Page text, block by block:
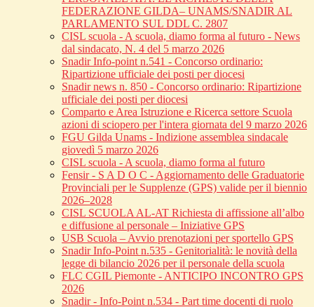
FEDERAZIONE GILDA– UNAMS/SNADIR AL
PARLAMENTO SUL DDL C. 2807
CISL scuola - A scuola, diamo forma al futuro - News
dal sindacato, N. 4 del 5 marzo 2026
Snadir Info-point n.541 - Concorso ordinario:
Ripartizione ufficiale dei posti per diocesi
Snadir news n. 850 - Concorso ordinario: Ripartizione
ufficiale dei posti per diocesi
Comparto e Area Istruzione e Ricerca settore Scuola
azioni di sciopero per l'intera giornata del 9 marzo 2026
FGU Gilda Unams - Indizione assemblea sindacale
giovedì 5 marzo 2026
CISL scuola - A scuola, diamo forma al futuro
Fensir - S A D O C - Aggiornamento delle Graduatorie
Provinciali per le Supplenze (GPS) valide per il biennio
2026–2028
CISL SCUOLA AL-AT Richiesta di affissione all’albo
e diffusione al personale – Iniziative GPS
USB Scuola – Avvio prenotazioni per sportello GPS
Snadir Info-Point n.535 - Genitorialità: le novità della
legge di bilancio 2026 per il personale della scuola
FLC CGIL Piemonte - ANTICIPO INCONTRO GPS
2026
Snadir - Info-Point n.534 - Part time docenti di ruolo